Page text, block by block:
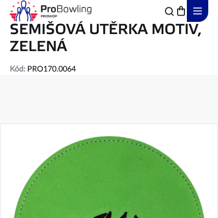
Přejít
obsah
SEMIŠOVÁ UTĚRKA MOTIV,
ZELENÁ
Kód: PRO170.0064